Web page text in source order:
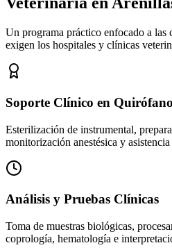
Un programa práctico enfocado a las
exigen los hospitales y clínicas
Soporte Clínico en Quirófano
Esterilización de instrumental,
monitorización anestésica y
Análisis y Pruebas Clínicas
Toma de muestras biológicas,
coprología, hematología e